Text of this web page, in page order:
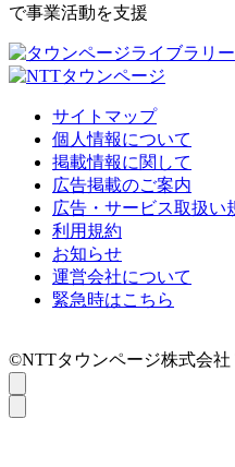
で事業活動を支援
サイトマップ
個人情報について
掲載情報に関して
広告掲載のご案内
広告・サービス取扱い
利用規約
お知らせ
運営会社について
緊急時はこちら
©NTTタウンページ株式会社